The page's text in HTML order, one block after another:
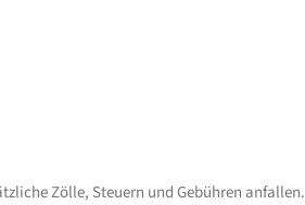
Zölle, Steuern und Gebühren anfallen.